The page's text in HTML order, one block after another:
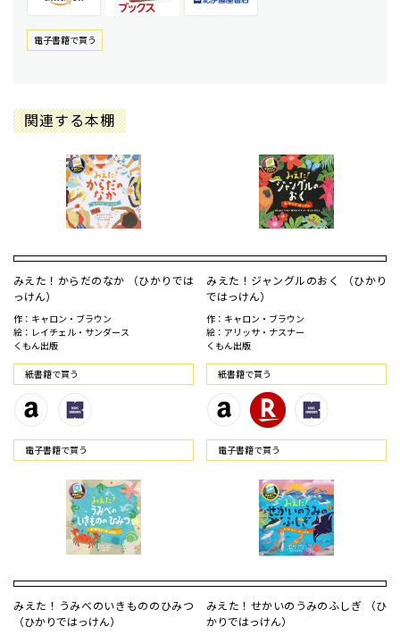
電⼦書籍で買う
関連する本棚
みえた！からだのなか （ひかりでは
っけん）
作：キャロン・ブラウン
絵：レイチェル・サンダース
くもん出版
紙書籍で買う
電⼦書籍で買う
みえた！ジャングルのおく （ひかり
ではっけん）
作：キャロン・ブラウン
絵：アリッサ・ナスナー
くもん出版
紙書籍で買う
電⼦書籍で買う
みえた！うみべのいきもののひみつ
（ひかりではっけん）
みえた！せかいのうみのふしぎ （ひ
かりではっけん）